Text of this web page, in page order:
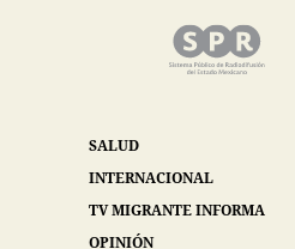
SALUD
INTERNACIONAL
TV MIGRANTE INFORMA
OPINIÓN